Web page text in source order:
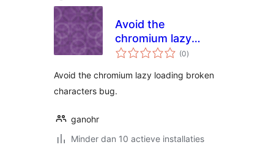
Avoid the
chromium lazy
loading broken
(0totaal
waarderingen
)
Avoid the chromium lazy loading broken
characters bug.
ganohr
Minder dan 10 actieve installaties